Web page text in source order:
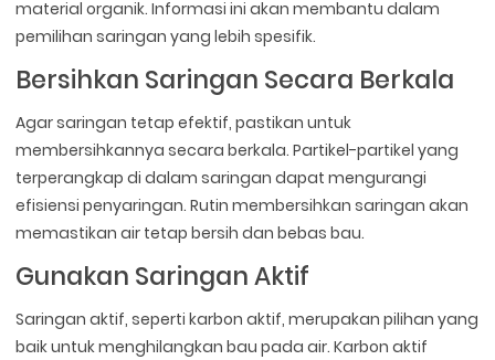
material organik. Informasi ini akan membantu dalam
pemilihan saringan yang lebih spesifik.
Bersihkan Saringan Secara Berkala
Agar saringan tetap efektif, pastikan untuk
membersihkannya secara berkala. Partikel-partikel yang
terperangkap di dalam saringan dapat mengurangi
efisiensi penyaringan. Rutin membersihkan saringan akan
memastikan air tetap bersih dan bebas bau.
Gunakan Saringan Aktif
Saringan aktif, seperti karbon aktif, merupakan pilihan yang
baik untuk menghilangkan bau pada air. Karbon aktif